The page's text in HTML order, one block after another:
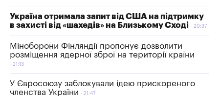
Україна отримала запит від США на підтримку
в захисті від «шахедів» на Близькому Сході
20:37
Міноборони Фінляндії пропонує дозволити
розміщення ядерної зброї на території країни
21:13
У Євросоюзу заблокували ідею прискореного
членства України
21:47